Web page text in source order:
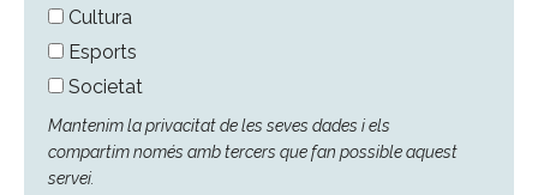
Cultura
Esports
Societat
Mantenim la privacitat de les seves dades i els
compartim només amb tercers que fan possible aquest
servei.